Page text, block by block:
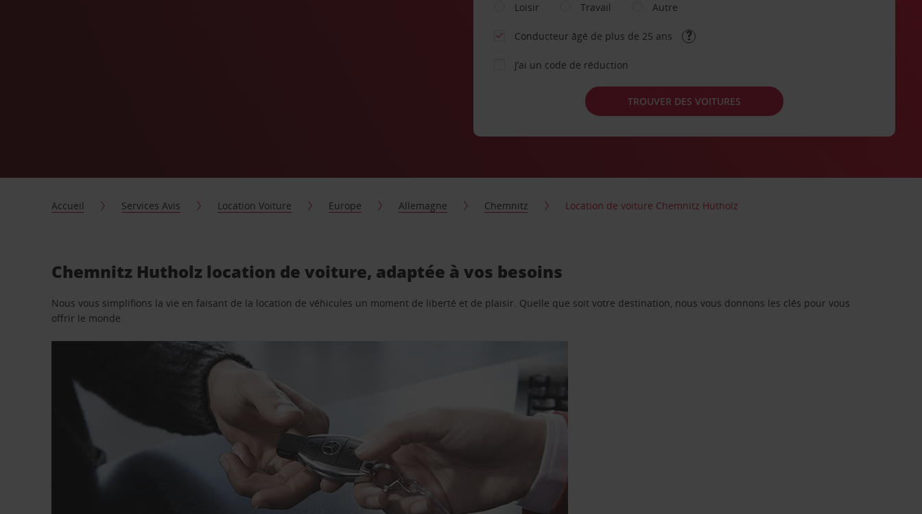
Loisir
Travail Autre
Conducteur âgé de plus de 25 ans
J’ai un code de réduction
TROUVER DES VOITURES
Accueil Services Avis Location Voiture Europe Allemagne Chemnitz Location de voiture Chemnitz Hutholz
Chemnitz Hutholz location de voiture, adaptée à vos besoins
Nous vous simplifions la vie en faisant de la location de véhicules un moment de liberté et de plaisir. Quelle que soit votre destination, nous vous donnons les clés pour vous
offrir le monde.